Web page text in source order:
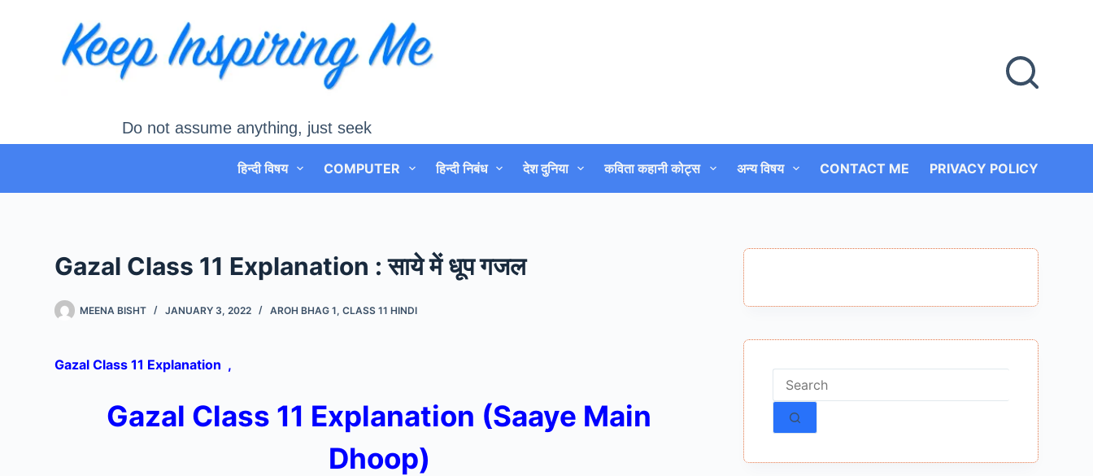
Do not assume anything, just seek
हिन्दी विषय COMPUTER हिन्दी निबंध देश दुनिया कविता कहानी कोट्स अन्य विषय CONTACT ME PRIVACY POLICY
Gazal Class 11 Explanation : साये में धूप गजल
MEENA BISHT JANUARY 3, 2022 AROH BHAG 1,CLASS 11 HINDI
Gazal Class 11 Explanation ,
Gazal Class 11 Explanation (Saaye Main
Dhoop)
No
results